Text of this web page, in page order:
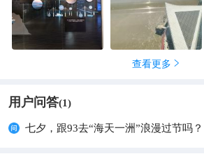
查看更多 
用户问答(1)
七夕，跟93去“海天一洲”浪漫过节吗？